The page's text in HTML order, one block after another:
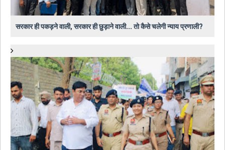
सरकार ही पकड़ने वाली, सरकार ही छुड़ाने वाली... तो कैसे चलेगी न्याय प्रणाली?